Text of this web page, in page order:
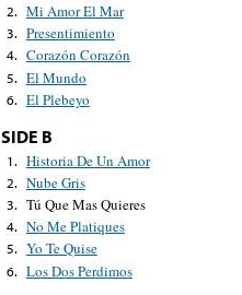
2. Mi Amor El Mar
3. Presentimiento
4. Corazón Corazón
5. El Mundo
6. El Plebeyo
SIDE B
1. Historia De Un Amor
2. Nube Gris
3. Tú Que Mas Quieres
4. No Me Platiques
5. Yo Te Quise
6. Los Dos Perdimos